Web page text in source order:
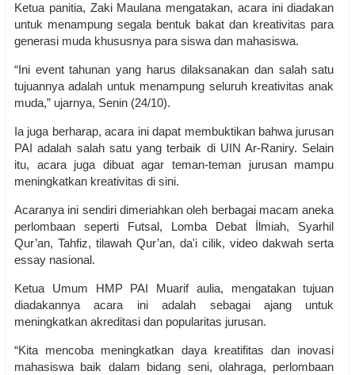
Ketua panitia, Zaki Maulana mengatakan, acara ini diadakan
untuk menampung segala bentuk bakat dan kreativitas para
generasi muda khususnya para siswa dan mahasiswa.
“Ini event tahunan yang harus dilaksanakan dan salah satu
tujuannya adalah untuk menampung seluruh kreativitas anak
muda,” ujarnya, Senin (24/10).
Ia juga berharap, acara ini dapat membuktikan bahwa jurusan
PAI adalah salah satu yang terbaik di UIN Ar-Raniry. Selain
itu, acara juga dibuat agar teman-teman jurusan mampu
meningkatkan kreativitas di sini.
Acaranya ini sendiri dimeriahkan oleh berbagai macam aneka
perlombaan seperti Futsal, Lomba Debat İlmiah, Syarhil
Qur’an, Tahfiz, tilawah Qur’an, da'i cilik, video dakwah serta
essay nasional.
Ketua Umum HMP PAI Muarif aulia, mengatakan tujuan
diadakannya acara ini adalah sebagai ajang untuk
meningkatkan akreditasi dan popularitas jurusan.
“Kita mencoba meningkatkan daya kreatifitas dan inovasi
mahasiswa baik dalam bidang seni, olahraga, perlombaan